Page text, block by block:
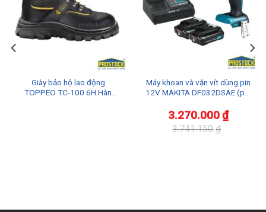
Giày bảo hộ lao động
TOPPEO TC-100 6H Hàn
Máy khoan và vặn vít dùng pin
12V MAKITA DF032DSAE (pin
3.741.150 ₫
3.270.000₫